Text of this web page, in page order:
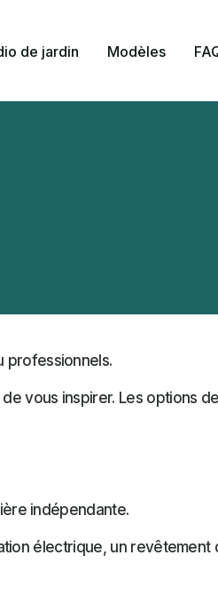
de jardin Modèles
professionnels.
vous inspirer. Les options
indépendante.
électrique, un